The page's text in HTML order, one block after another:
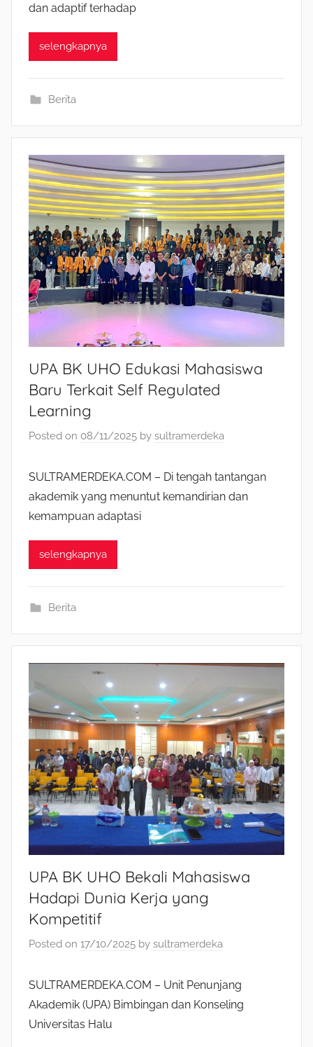
dan adaptif terhadap
selengkapnya
Berita
UPA BK UHO Edukasi Mahasiswa
Baru Terkait Self Regulated
Learning
Posted on 08/11/2025 by sultramerdeka
SULTRAMERDEKA.COM – Di tengah tantangan
akademik yang menuntut kemandirian dan
kemampuan adaptasi
selengkapnya
Berita
UPA BK UHO Bekali Mahasiswa
Hadapi Dunia Kerja yang
Kompetitif
Posted on 17/10/2025 by sultramerdeka
SULTRAMERDEKA.COM – Unit Penunjang
Akademik (UPA) Bimbingan dan Konseling
Universitas Halu